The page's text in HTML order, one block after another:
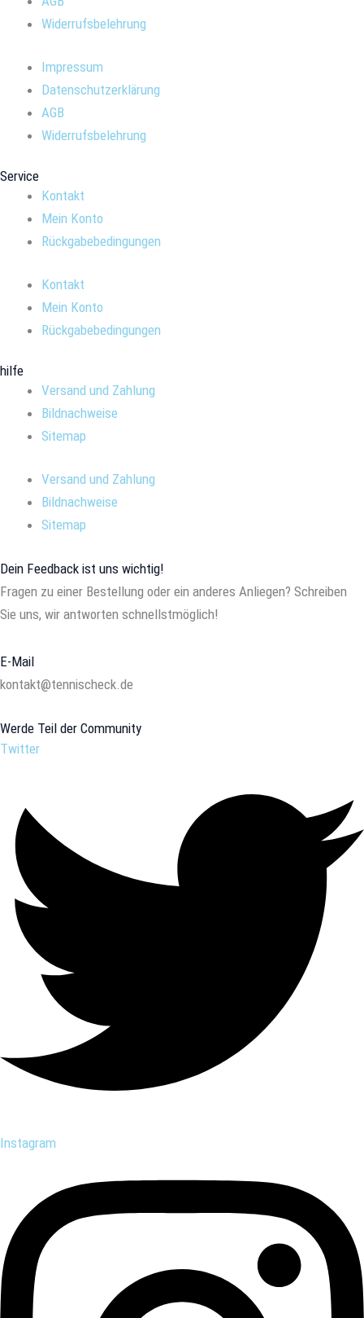
Widerrufsbelehrung
Impressum
Datenschutzerklärung
AGB
Widerrufsbelehrung
Service
Kontakt
Mein Konto
Rückgabebedingungen
Kontakt
Mein Konto
Rückgabebedingungen
hilfe
Versand und Zahlung
Bildnachweise
Sitemap
Versand und Zahlung
Bildnachweise
Sitemap
Dein Feedback ist uns wichtig!
Fragen zu einer Bestellung oder ein anderes Anliegen? Schreiben
Sie uns, wir antworten schnellstmöglich!
E-Mail
kontakt@tennischeck.de
Werde Teil der Community
Twitter
Instagram